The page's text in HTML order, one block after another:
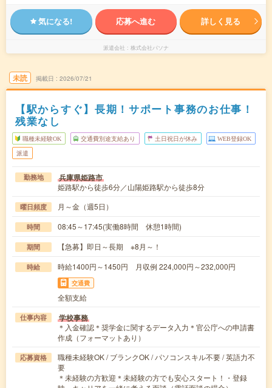
気になる! 応募へ進む 詳しく見る
派遣会社 株式会社パソナ
未読 掲載日 2026/07/21
【駅からすぐ】長期！サポート事務のお仕事！
残業なし
職種未経験OK 交通費別途支給あり 土日祝日が休み WEB登録OK
派遣
勤務地 兵庫県姫路市
姫路駅から徒歩6分／山陽姫路駅から徒歩8分
曜日頻度 月～金（週5日）
時間 08:45～17:45(実働8時間 休憩1時間)
期間 【急募】即日～長期 ※8月～！
時給 時給1400円～1450円 月収例 224,000円～232,000円
交通費
全額支給
仕事内容 学校事務
＊入金確認＊奨学金に関するデータ入力＊官公庁への申請書
作成（フォーマットあり）
応募資格
職種未経験OK / ブランクOK / パソコンスキル不要 / 英語力不
要
＊未経験の方歓迎＊未経験の方でも安心スタート！・登録